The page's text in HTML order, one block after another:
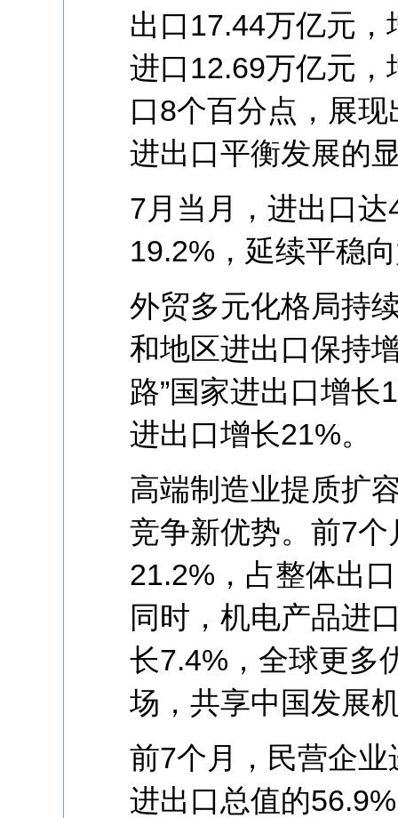
出口17.44万亿元，
进口12.69万亿元
口8个百分点，展
进出口平衡发展的
7月当月，进出口
19.2%，延续平稳
外贸多元化格局持
和地区进出口保持
路”国家进出口增
进出口增长21%。
高端制造业提质扩
竞争新优势。前7
21.2%，占整体出
同时，机电产品进
长7.4%，全球更多
场，共享中国发展
前7个月，民营企
进出口总值的